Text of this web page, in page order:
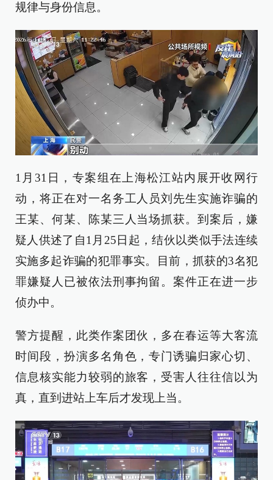
规律与身份信息。
1月31日，专案组在上海松江站内展开收网行
动，将正在对一名务工人员刘先生实施诈骗的
王某、何某、陈某三人当场抓获。到案后，嫌
疑人供述了自1月25日起，结伙以类似手法连续
实施多起诈骗的犯罪事实。目前，抓获的3名犯
罪嫌疑人已被依法刑事拘留。案件正在进一步
侦办中。
警方提醒，此类作案团伙，多在春运等大客流
时间段，扮演多名角色，专门诱骗归家心切、
信息核实能力较弱的旅客，受害人往往信以为
真，直到进站上车后才发现上当。